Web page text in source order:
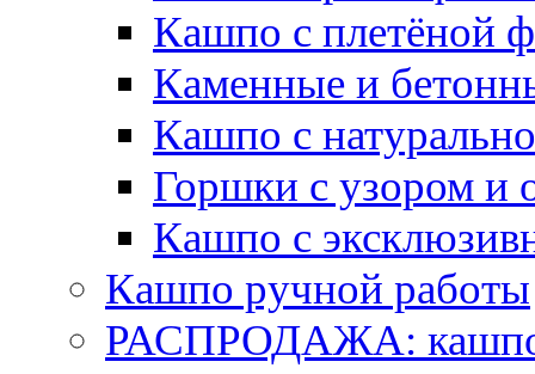
Кашпо с плетёной
Каменные и
Кашпо с
Горшки с узором и
Кашпо с
Кашпо ручной работы
РАСПРОДАЖА: кашпо